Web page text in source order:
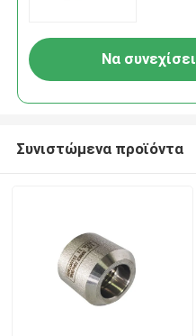
Να συνεχίσει
Συνιστώμενα προϊόντα